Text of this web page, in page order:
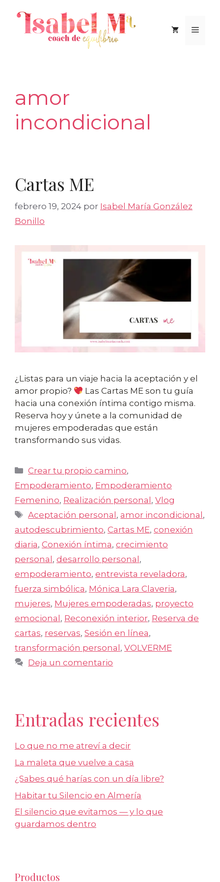
contenido
Menú
amor
incondicional
Cartas ME
febrero 19, 2024 por Isabel María González
Bonillo
¿Listas para un viaje hacia la aceptación y el
amor propio?
Las Cartas ME son tu guía
hacia una conexión íntima contigo misma.
Reserva hoy y únete a la comunidad de
mujeres empoderadas que están
transformando sus vidas.
Categorías
Crear tu propio camino,
Empoderamiento, Empoderamiento
Femenino, Realización personal , Vlog
Etiquetas
Aceptación personal ,amor incondicional ,
autodescubrimiento, Cartas ME, conexión
diaria, Conexión íntima, crecimiento
personal , desarrollo personal ,
empoderamiento, entrevista reveladora,
fuerza simbólica, Mónica Lara Claveria,
mujeres, Mujeres empoderadas, proyecto
emocional , Reconexión interior, Reserva de
cartas, reservas, Sesión en línea,
transformación personal , VOLVERME
Deja un comentario
Entradas recientes
Lo que no me atreví a decir
La maleta que vuelve a casa
¿Sabes qué harías con un día libre?
Habitar tu Silencio en Almería
El silencio que evitamos — y lo que
guardamos dentro
Productos